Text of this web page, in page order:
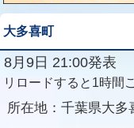
大多喜町
8月9日 21:00発表
リロードすると1時間
所在地： 千葉県大多